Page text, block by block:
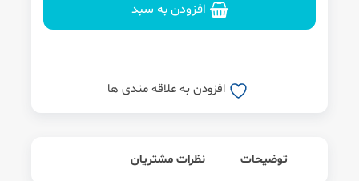
افزودن به سبد
افزودن به علاقه مندی ها
توضیحات نظرات مشتریان